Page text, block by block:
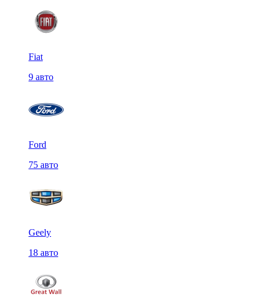
Fiat
9 авто
Ford
75 авто
Geely
18 авто